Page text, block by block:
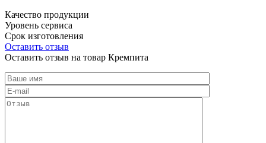
Качество продукции
Уровень сервиса
Срок изготовления
Оставить отзыв
Оставить отзыв на товар Кремпита